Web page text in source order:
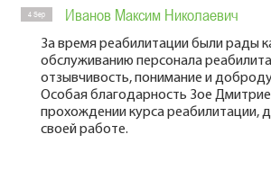
4 Sep Иванов Максим Николаевич
За время реабилитации были рады
обслуживанию персонала
отзывчивость, понимание и
Особая благодарность Зое
прохождении курса реабилитации,
своей работе.